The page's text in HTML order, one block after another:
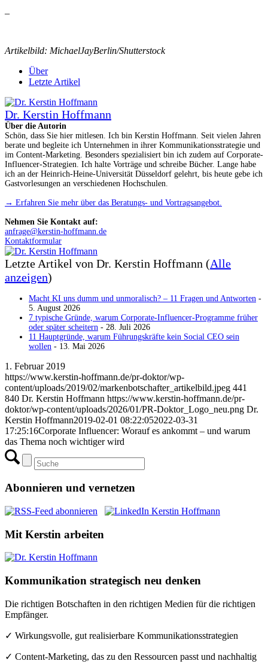
Artikelbild: MichaelJayBerlin/Shutterstock
Über
Letzte Artikel
Dr. Kerstin Hoffmann
Über die Autorin
Schön, dass Sie hier mitlesen. Ich bin Kerstin Hoffmann. Seit vielen Jahren
berate und begleite ich Unternehmen in ihrer Kommunikationsstrategie und
im Content-Marketing. Besonders spezialisiert bin ich zudem auf Corporate-
Influencer-Strategien. Ich halte Vorträge und schreibe Bücher. Lange habe
ich an der Heinrich-Heine-Universität Düsseldorf gelehrt, bis heute gebe ich
Gastvorlesungen an verschiedenen Hochschulen.
→ Erfahren Sie mehr über das Beratungs- und Vortragsangebot.
Nehmen Sie Kontakt auf:
anfrage@kerstin-hoffmann.de
Kontaktformular
Letzte Artikel von Dr. Kerstin Hoffmann (Alle
anzeigen)
Macht KI uns dumm und unmoralisch? – 11 Fragen und Antworten -
5. August 2026
7 typische Gründe, warum Corporate-Influencer-Programme früher
oder später scheitern - 28. Juli 2026
11 Hauptgründe, warum Führungskräfte kein Social CEO sein
wollen - 13. Mai 2026
1. Februar 2019
https://www.kerstin-hoffmann.de/pr-doktor/wp-
content/uploads/2019/02/markenbotschafter_artikelbild.jpeg 441
840 Dr. Kerstin Hoffmann https://www.kerstin-hoffmann.de/pr-
doktor/wp-content/uploads/2026/01/PR-Doktor_Logo_neu.png Dr.
Kerstin Hoffmann2019-02-01 08:22:052022-03-31
17:25:16Corporate Influencer: Worauf es ankommt – und warum
das Thema noch wichtiger wird
Abonnieren und vernetzen
Mit Kerstin arbeiten
Kommunikation strategisch neu denken
Die richtigen Botschaften in den richtigen Medien für die richtigen
Empfänger.
✓ Wirkungsvolle, gut realisierbare Kommunikationsstrategien
✓ Content-Marketing, das zu den Ressourcen passt und nachhaltig